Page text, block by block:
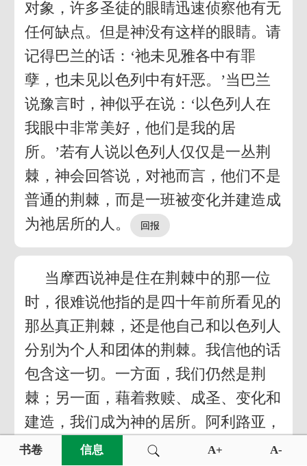
对象，许多圣徒的眼睛迅速侦察他有无
任何缺点。但是神没有这样的眼睛。请
记得巴兰的话：‘祂未见雅各中有罪
孽，也未见以色列中有奸恶。’当巴兰
说豫言时，神似乎在说：‘以色列人在
我眼中非常美好，他们是我的居
所。’若有人说以色列人仅仅是一丛荆
棘，神会回答说，对祂而言，他们不是
普通的荆棘，而是一班被变化并建造成
为祂居所的人。
当摩西说神是住在荆棘中的那一位
时，很难说他指的是四十年前所看见的
那丛真正荆棘，还是他自己和以色列人
分别为个人和团体的荆棘。我信他的话
包含这一切。一方面，我们仍然是荆
棘；另一面，藉着救赎、成圣、变化和
建造，我们成为神的居所。阿利路亚，
今天神在地上有一个居所！撒但也许会
书卷 信息 A+ A-